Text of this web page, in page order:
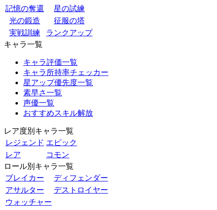
記憶の奪還
星の試練
光の鍛造
征服の塔
実戦訓練
ランクアップ
キャラ一覧
キャラ評価一覧
キャラ所持率チェッカー
星アップ優先度一覧
素早さ一覧
声優一覧
おすすめスキル解放
レア度別キャラ一覧
レジェンド エピック
レア
コモン
ロール別キャラ一覧
ブレイカー
ディフェンダー
アサルター
デストロイヤー
ウォッチャー